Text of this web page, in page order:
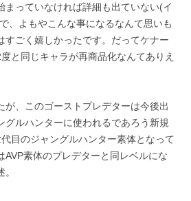
まっていなければ詳細も出ていない(イ
、よもやこんな事になるなんて思いも
すごく嬉しかったです。だってケナー
と同じキャラが再商品化なんてありえ
が、このゴーストプレデターは今後出
グルハンターに使われるであろう新規
目のジャングルハンター素体となって
AVP素体のプレデターと同レベルにな